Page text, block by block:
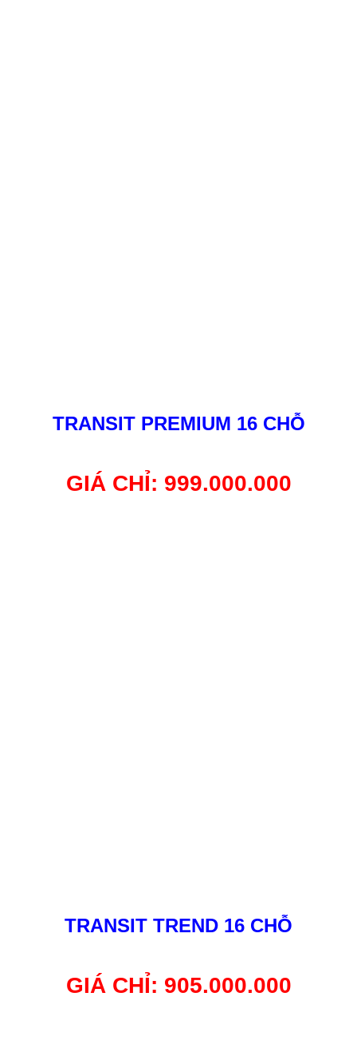
TRANSIT PREMIUM 16 CHỖ
GIÁ CHỈ: 999.000.000
TRANSIT TREND 16 CHỖ
GIÁ CHỈ: 905.000.000